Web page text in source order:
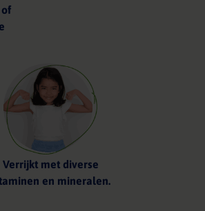
Verrijkt met diverse
en mineralen.